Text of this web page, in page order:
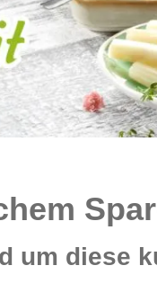
um diese